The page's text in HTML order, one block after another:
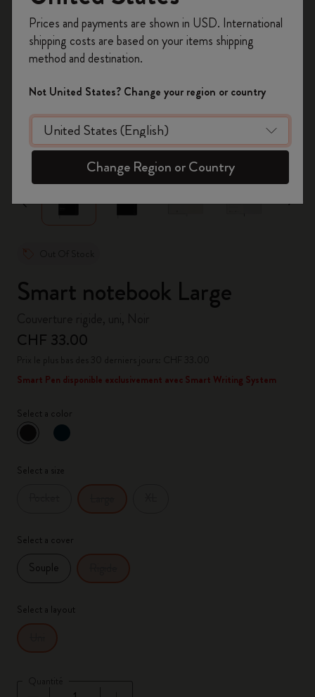
zoom.cta
Smart notebook Large
CHF 33.00
Smart Pen disponible exclusivement avec Smart Writing System
Select a color
sélectionné
*Couleur sélectionnée
Select a size
Select a cover
Souple
Select a layout
de remise ainsi que de frais de port gratuits
sur votre première commandeen utilisant le
codeWELCOME10.
Créez un compte Moleskine pour accéder à des
offres exclusives, des avantages réservés aux
membres et davantage d’inspiration.
Créer un compte!
Prices and payments are shown in USD. International
shipping costs are based on your items shipping
method and destination.
Not United States? Change your region or country
Change Region or Country